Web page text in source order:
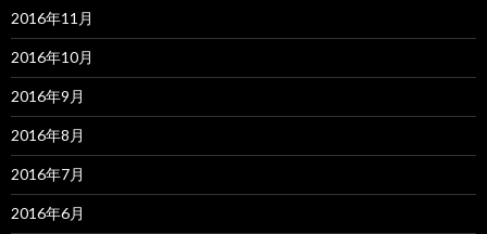
2016年11月
2016年10月
2016年9月
2016年8月
2016年7月
2016年6月